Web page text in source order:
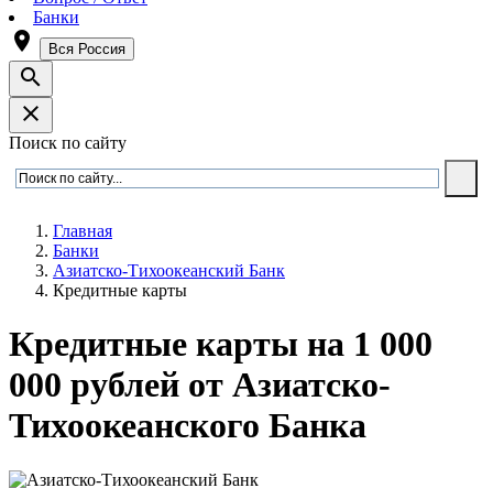
Банки
room Вся Россия
search
close
Поиск по сайту
Главная
Банки
Азиатско-Тихоокеанский Банк
Кредитные карты
Кредитные карты на 1 000
000 рублей от Азиатско-
Тихоокеанского Банка